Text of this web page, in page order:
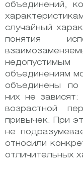
объединений,
случайный
понятия
объединениям
объединены по
них не зависят:
возрастной
привычек. При
не
относили
отличительных